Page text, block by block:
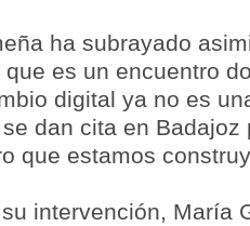
ha subrayado
es un encuentro
digital ya no es
dan cita en Badajoz
que estamos
intervención, María